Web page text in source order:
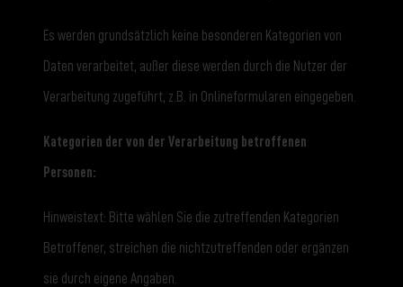
Es werden grundsätzlich keine besonderen Kategorien von
Daten verarbeitet, außer diese werden durch die Nutzer der
Verarbeitung zugeführt, z.B. in Onlineformularen eingegeben.
Kategorien der von der Verarbeitung betroffenen
Personen:
Hinweistext: Bitte wählen Sie die zutreffenden Kategorien
Betroffener, streichen die nichtzutreffenden oder ergänzen
sie durch eigene Angaben.